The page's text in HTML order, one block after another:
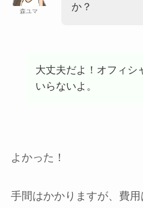
森ユマ
か？
大丈夫だよ！オフィシ
いらないよ。
よかった！
手間はかかりますが、費